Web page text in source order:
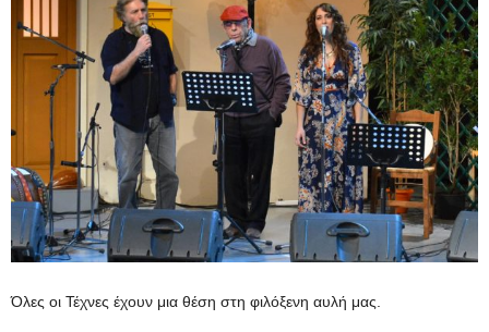
Όλες οι Τέχνες έχουν μια θέση στη φιλόξενη αυλή μας.